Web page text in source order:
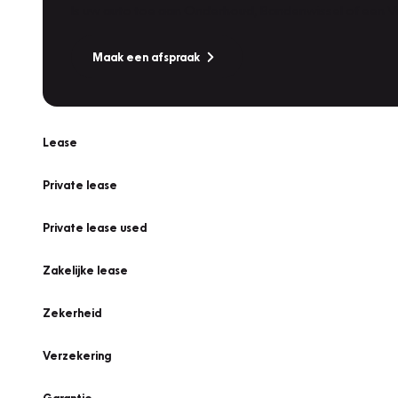
Maak een afspraak
Lease
Private lease
Private lease used
Zakelijke lease
Zekerheid
Verzekering